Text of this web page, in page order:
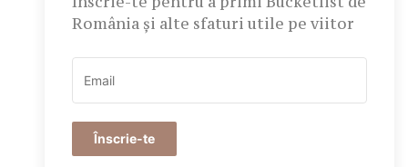
România și alte sfaturi utile pe viitor
Înscrie-te